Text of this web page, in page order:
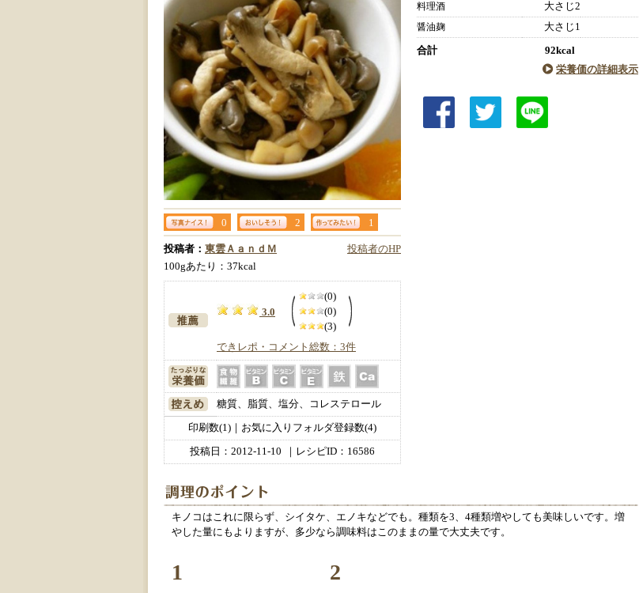
0 2 1
投稿者のHP
投稿者： 東雲ＡａｎｄＭ
100gあたり：37kcal
3.0
(0)
(0)
(3)
できレポ・コメント総数：3件
糖質、脂質、塩分、コレステロール
印刷数(1)｜お気に入りフォルダ登録数(4)
投稿日： 2012-11-10 ｜レシピID：16586
料理酒 大さじ2
醤油麹 大さじ1
合計
92kcal
栄養価の詳細表示
キノコはこれに限らず、シイタケ、エノキなどでも。種類を3、4種類増やしても美味しいです。増
やした量にもよりますが、多少なら調味料はこのままの量で大丈夫です。
1 2